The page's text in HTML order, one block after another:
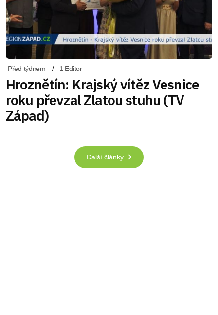
Před týdnem 1 Editor
Hroznětín: Krajský vítěz Vesnice
roku převzal Zlatou stuhu (TV
Západ)
Další články